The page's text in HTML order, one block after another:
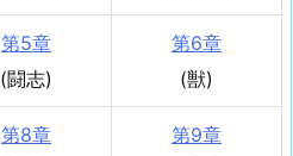
第5章
(闘志)
第6章
(獣)
第8章
第9章